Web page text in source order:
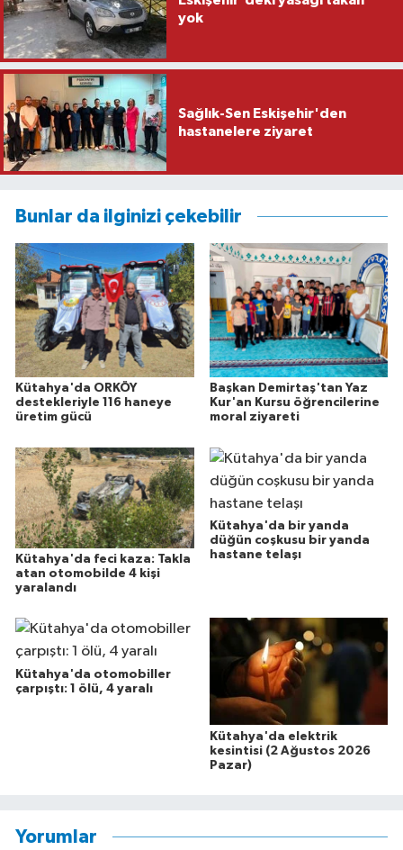
yok
Sağlık-Sen Eskişehir'den
hastanelere ziyaret
Bunlar da ilginizi çekebilir
Kütahya'da ORKÖY
destekleriyle 116 haneye
üretim gücü
Başkan Demirtaş'tan Yaz
Kur'an Kursu öğrencilerine
moral ziyareti
Kütahya'da feci kaza: Takla
atan otomobilde 4 kişi
yaralandı
Kütahya'da bir yanda
düğün coşkusu bir yanda
hastane telaşı
Kütahya'da otomobiller
çarpıştı: 1 ölü, 4 yaralı
Kütahya'da elektrik
kesintisi (2 Ağustos 2026
Pazar)
Yorumlar